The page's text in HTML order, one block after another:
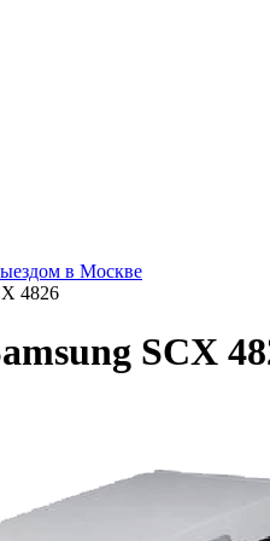
в Москве
4826
SCX